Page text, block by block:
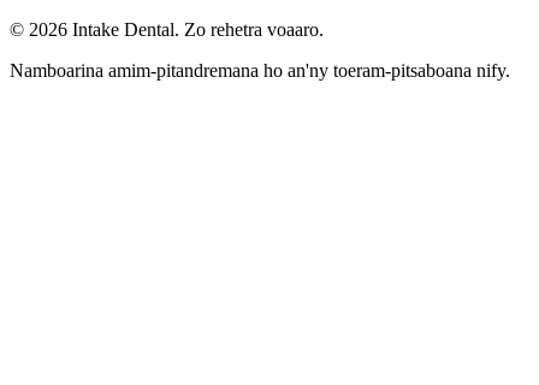
© 2026 Intake Dental. Zo rehetra voaaro.
Namboarina amim-pitandremana ho an'ny toeram-pitsaboana nify.